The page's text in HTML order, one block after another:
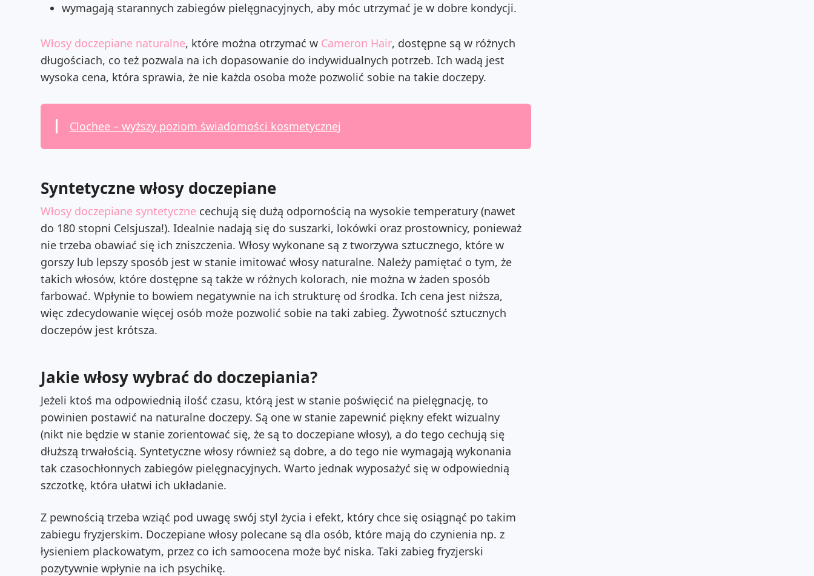
wymagają starannych zabiegów pielęgnacyjnych, aby móc utrzymać je w dobre kondycji.
Włosy doczepiane naturalne, które można otrzymać w Cameron Hair, dostępne są w różnych
długościach, co też pozwala na ich dopasowanie do indywidualnych potrzeb. Ich wadą jest
wysoka cena, która sprawia, że nie każda osoba może pozwolić sobie na takie doczepy.
Clochee – wyższy poziom świadomości kosmetycznej
Syntetyczne włosy doczepiane
Włosy doczepiane syntetyczne cechują się dużą odpornością na wysokie temperatury (nawet
do 180 stopni Celsjusza!). Idealnie nadają się do suszarki, lokówki oraz prostownicy, ponieważ
nie trzeba obawiać się ich zniszczenia. Włosy wykonane są z tworzywa sztucznego, które w
gorszy lub lepszy sposób jest w stanie imitować włosy naturalne. Należy pamiętać o tym, że
takich włosów, które dostępne są także w różnych kolorach, nie można w żaden sposób
farbować. Wpłynie to bowiem negatywnie na ich strukturę od środka. Ich cena jest niższa,
więc zdecydowanie więcej osób może pozwolić sobie na taki zabieg. Żywotność sztucznych
doczepów jest krótsza.
Jakie włosy wybrać do doczepiania?
Jeżeli ktoś ma odpowiednią ilość czasu, którą jest w stanie poświęcić na pielęgnację, to
powinien postawić na naturalne doczepy. Są one w stanie zapewnić piękny efekt wizualny
(nikt nie będzie w stanie zorientować się, że są to doczepiane włosy), a do tego cechują się
dłuższą trwałością. Syntetyczne włosy również są dobre, a do tego nie wymagają wykonania
tak czasochłonnych zabiegów pielęgnacyjnych. Warto jednak wyposażyć się w odpowiednią
szczotkę, która ułatwi ich układanie.
Z pewnością trzeba wziąć pod uwagę swój styl życia i efekt, który chce się osiągnąć po takim
zabiegu fryzjerskim. Doczepiane włosy polecane są dla osób, które mają do czynienia np. z
łysieniem plackowatym, przez co ich samoocena może być niska. Taki zabieg fryzjerski
pozytywnie wpłynie na ich psychikę.